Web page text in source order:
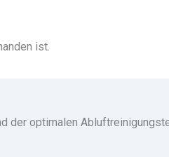
ist.
der optimalen